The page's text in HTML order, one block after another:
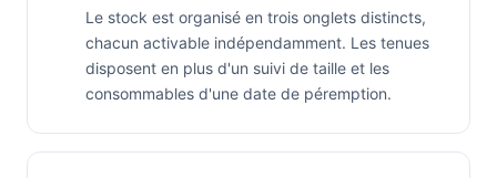
Le stock est organisé en trois onglets distincts,
chacun activable indépendamment. Les tenues
disposent en plus d'un suivi de taille et les
consommables d'une date de péremption.